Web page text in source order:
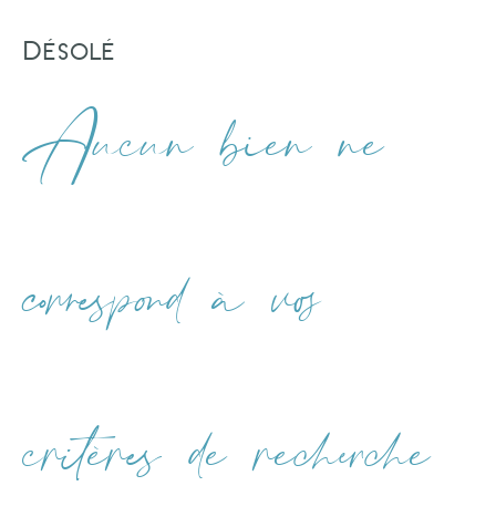
Désolé
Aucun bien ne
correspond à vos
critères de recherche
Type de bien
Type de bien
PIÈCES